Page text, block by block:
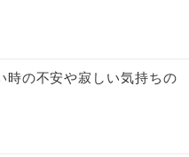
時の不安や寂しい気持ちの